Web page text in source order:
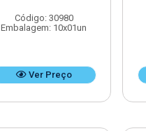
Código: 30980
Embalagem: 10x01un
Ver Preço